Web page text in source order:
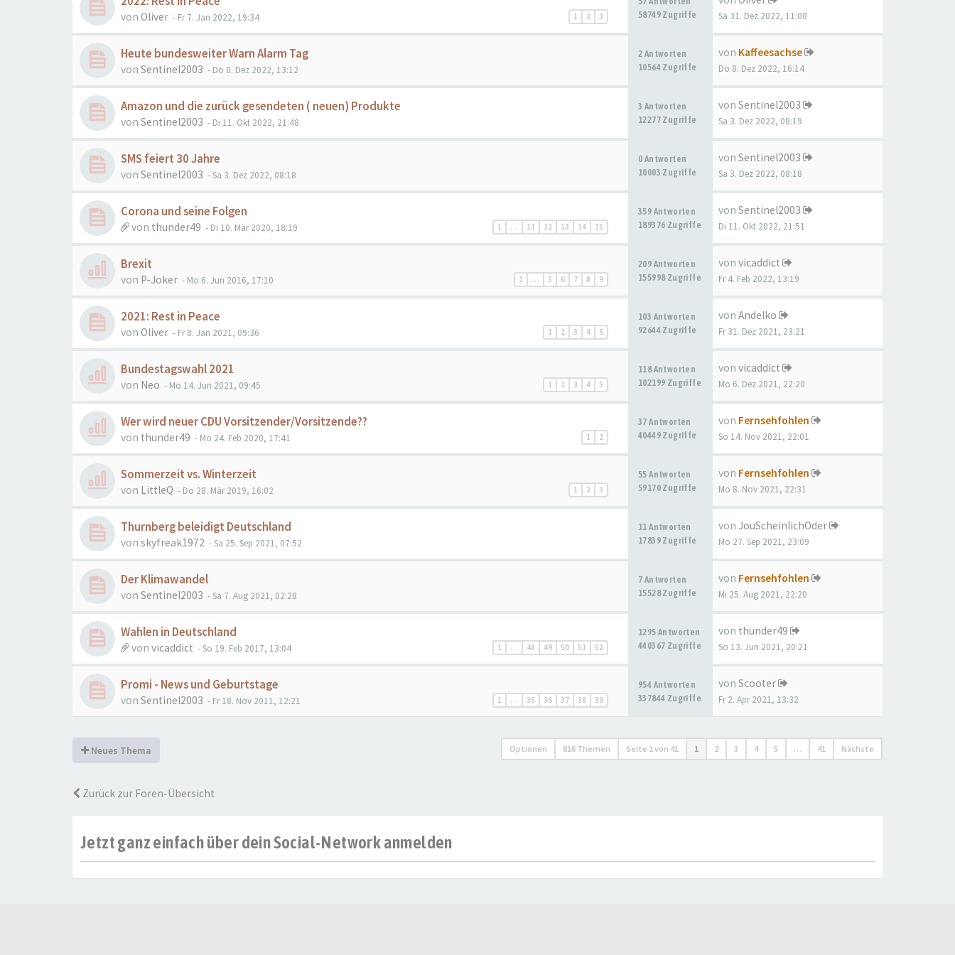
1 2 3
von Oliver - Fr 7. Jan 2022, 19:34
58749 Zugriffe
Sa 31. Dez 2022, 11:08
Heute bundesweiter Warn Alarm Tag
von Sentinel2003 - Do 8. Dez 2022, 13:12
2 Antworten
10564 Zugriffe
von Kaffeesachse
Do 8. Dez 2022, 16:14
Amazon und die zurück gesendeten ( neuen) Produkte
von Sentinel2003 - Di 11. Okt 2022, 21:48
3 Antworten
12277 Zugriffe
von Sentinel2003
Sa 3. Dez 2022, 08:19
SMS feiert 30 Jahre
von Sentinel2003 - Sa 3. Dez 2022, 08:18
0 Antworten
10003 Zugriffe
von Sentinel2003
Sa 3. Dez 2022, 08:18
Corona und seine Folgen
1 … 11 12 13 14 15
von thunder49 - Di 10. Mär 2020, 18:19
359 Antworten
189376 Zugriffe
von Sentinel2003
Di 11. Okt 2022, 21:51
Brexit
1 … 5 6 7 8 9
von P-Joker - Mo 6. Jun 2016, 17:10
209 Antworten
155998 Zugriffe
von vicaddict
Fr 4. Feb 2022, 13:19
2021: Rest in Peace
1 2 3 4 5
von Oliver - Fr 8. Jan 2021, 09:36
103 Antworten
92644 Zugriffe
von Andelko
Fr 31. Dez 2021, 23:21
Bundestagswahl 2021
1 2 3 4 5
von Neo - Mo 14. Jun 2021, 09:45
118 Antworten
102199 Zugriffe
von vicaddict
Mo 6. Dez 2021, 22:20
Wer wird neuer CDU Vorsitzender/Vorsitzende??
1 2
von thunder49 - Mo 24. Feb 2020, 17:41
37 Antworten
40449 Zugriffe
von Fernsehfohlen
So 14. Nov 2021, 22:01
Sommerzeit vs. Winterzeit
1 2 3
von LittleQ - Do 28. Mär 2019, 16:02
55 Antworten
59170 Zugriffe
von Fernsehfohlen
Mo 8. Nov 2021, 22:31
Thurnberg beleidigt Deutschland
von skyfreak1972 - Sa 25. Sep 2021, 07:52
11 Antworten
17839 Zugriffe
von JouScheinlichOder
Mo 27. Sep 2021, 23:09
Der Klimawandel
von Sentinel2003 - Sa 7. Aug 2021, 02:28
7 Antworten
15528 Zugriffe
von Fernsehfohlen
Mi 25. Aug 2021, 22:20
Wahlen in Deutschland
1 … 48 49 50 51 52
von vicaddict - So 19. Feb 2017, 13:04
1295 Antworten
440367 Zugriffe
von thunder49
So 13. Jun 2021, 20:21
Promi - News und Geburtstage
1 … 35 36 37 38 39
von Sentinel2003 - Fr 18. Nov 2011, 12:21
954 Antworten
337844 Zugriffe
von Scooter
Fr 2. Apr 2021, 13:32
Neues Thema Optionen 816 Themen Seite 1von 41 1 2 3 4 5 … 41 Nächste
Zurück zur Foren-Übersicht
Jetzt ganz einfach über dein Social-Network anmelden